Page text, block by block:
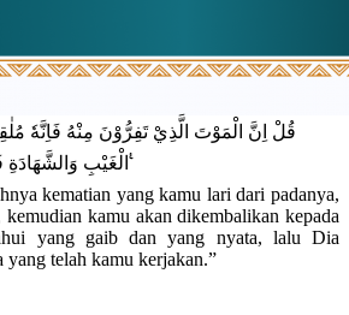
قُلْ اِنَّ الْمَوْتَ الَّذِيْ تَفِرُّوْنَ مِنْهُ فَاِنَّهٗ
الْغَيْبِ وَالشَّهَادَةِ فَيُنَبِّئُكُمْ بِمَا كُنْتُمْ تَعْمَلُوْنَ ࣖ
kematian yang kamu lari dari padanya,
kamu akan dikembalikan kepada
yang gaib dan yang nyata, lalu Dia
yang telah kamu kerjakan.”